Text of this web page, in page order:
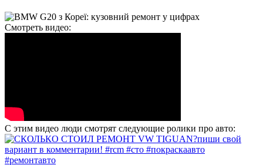
Смотреть видео:
С этим видео люди смотрят следующие ролики про авто: